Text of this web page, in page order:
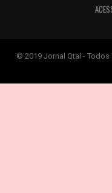
© 2019 Jornal Qtal -